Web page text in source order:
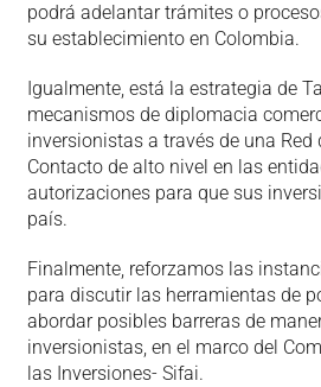
podrá adelantar trámites o
su establecimiento en Colombia.
Igualmente, está la estrategia de
mecanismos de diplomacia
inversionistas a través de una Red
Contacto de alto nivel en las
autorizaciones para que sus
país.
Finalmente, reforzamos las
para discutir las herramientas de
abordar posibles barreras de
inversionistas, en el marco del
las Inversiones- Sifai.